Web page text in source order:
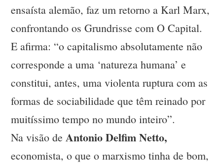
ensaísta alemão, faz um retorno a Karl Marx,
confrontando os Grundrisse com O Capital.
E afirma: “o capitalismo absolutamente não
corresponde a uma ‘natureza humana’ e
constitui, antes, uma violenta ruptura com as
formas de sociabilidade que têm reinado por
muitíssimo tempo no mundo inteiro”.
Na visão deAntonio Delfim Netto,
economista, o que o marxismo tinha de bom,